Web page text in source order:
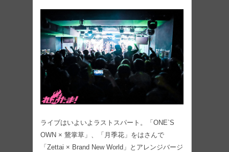
ライブはいよいよラストスパート。「ONE`S
OWN × 鵞掌草」、「月季花」をはさんで
「Zettai × Brand New World」とアレンジバージ